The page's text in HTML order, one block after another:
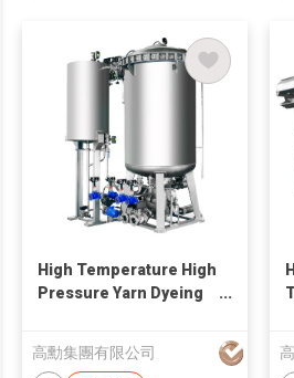
High Temperature High
Pressure Yarn Dyeing
高勳集團有限公司